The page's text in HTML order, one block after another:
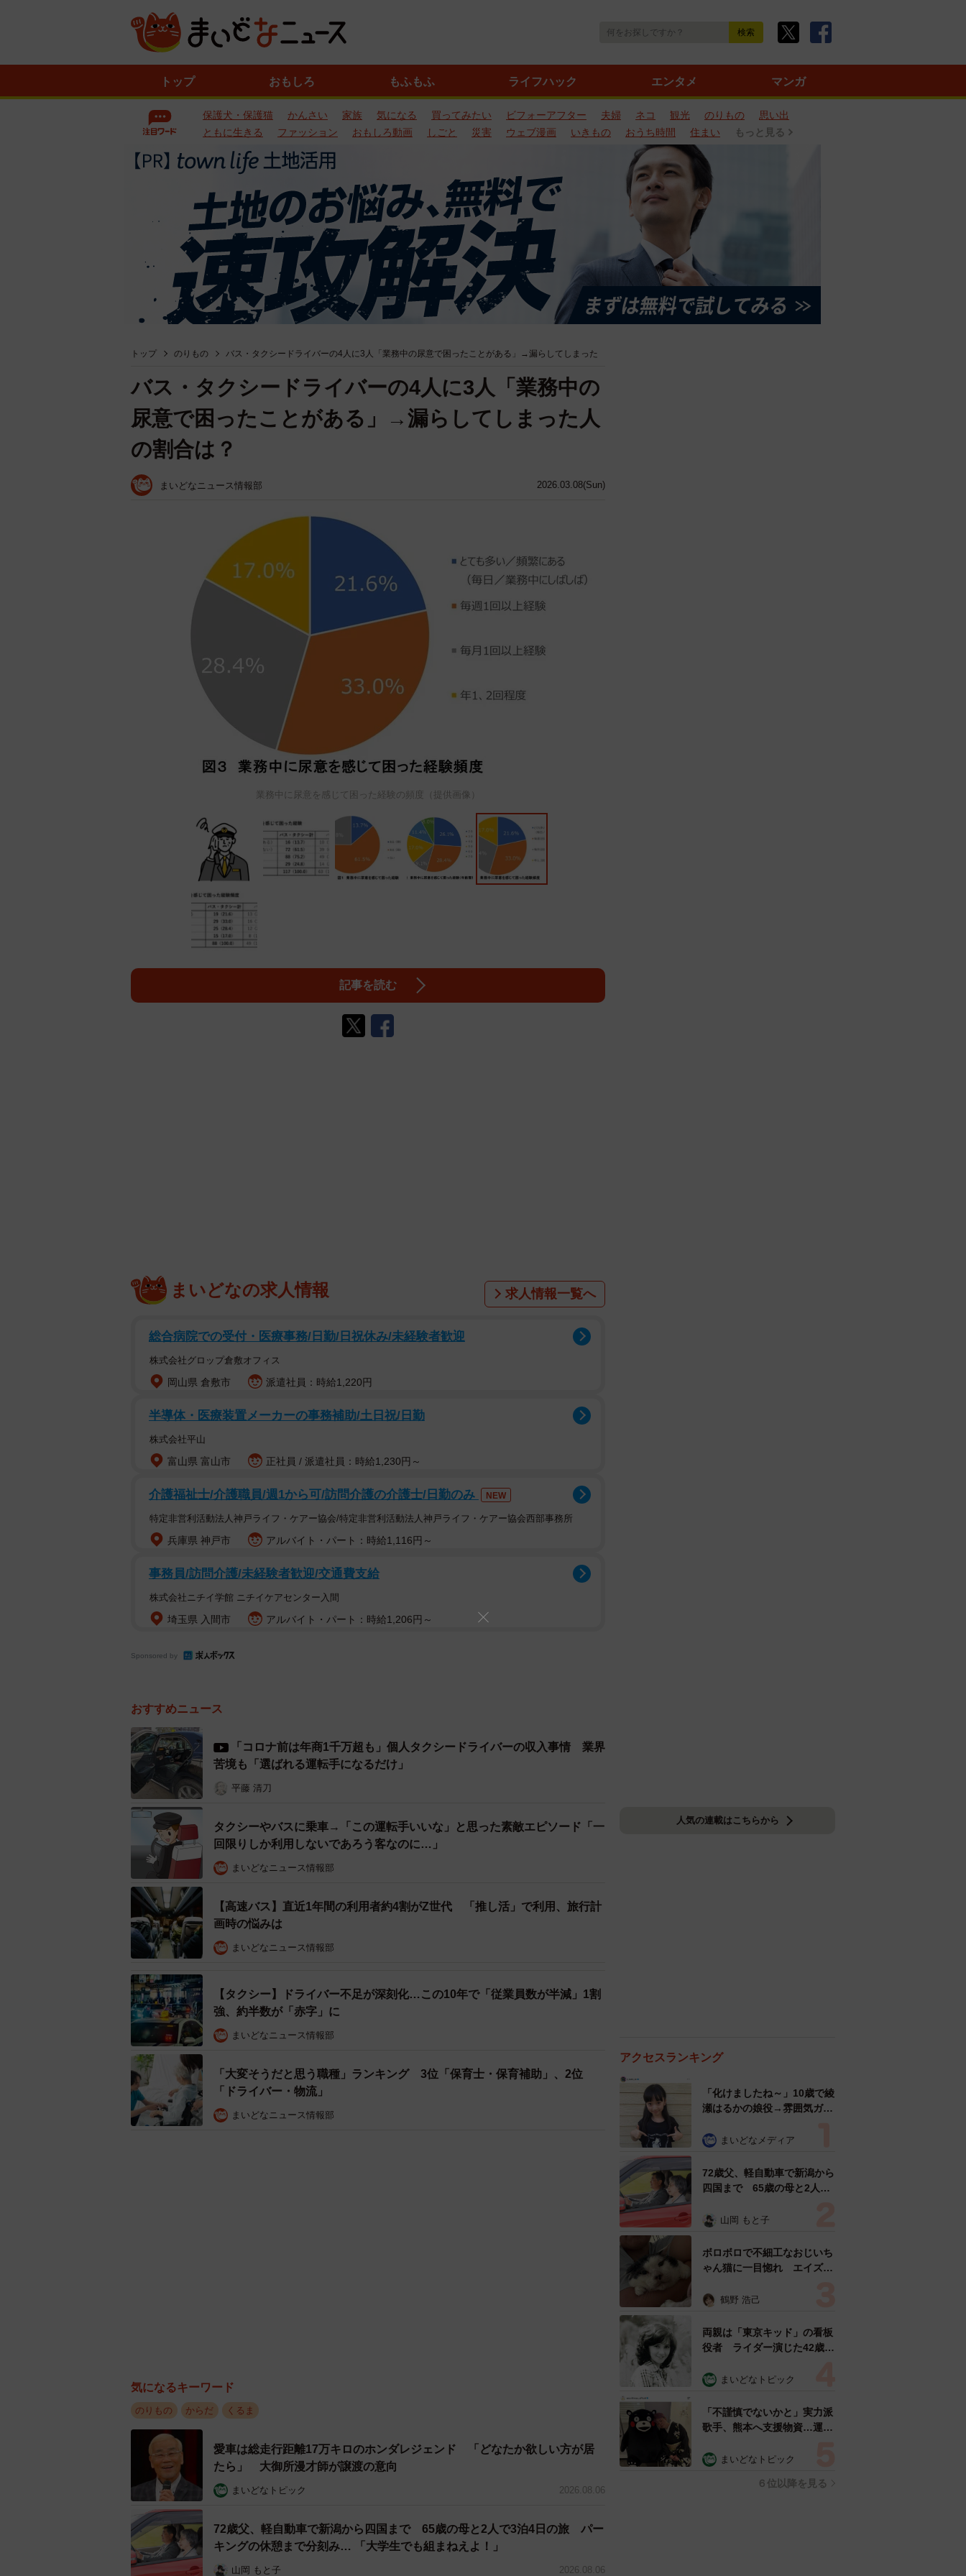
トップ おもしろ もふもふ ライフハック エンタメ マンガ
保護犬・保護猫 かんさい 家族 気になる 買ってみたい ビフォーアフター 夫婦 ネコ 観光 のりもの
思い出
ともに生きる
ファッション おもしろ動画 しごと 災害 ウェブ漫画 いきもの おうち時間 住まい もっと見る
トップ のりもの バス・タクシードライバーの4人に3人「業務中の尿意で困ったことがある」→漏らしてしまった
2026.03.08(Sun)
バス・タクシードライバーの4人に3人「業務中の
尿意で困ったことがある」→漏らしてしまった人
の割合は？
まいどなニュース情報部
業務中に尿意を感じて困った経験の頻度（提供画像）
記事を読む
まいどなの求人情報 求人情報一覧へ
総合病院での受付・医療事務/日勤/日祝休み/未経験者歓迎
株式会社グロップ倉敷オフィス
岡山県 倉敷市 派遣社員：時給1,220円
半導体・医療装置メーカーの事務補助/土日祝/日勤
株式会社平山
富山県 富山市 正社員 / 派遣社員：時給1,230円～
介護福祉士/介護職員/週1から可/訪問介護の介護士/日勤のみ NEW
特定非営利活動法人神戸ライフ・ケアー協会/特定非営利活動法人神戸ライフ・ケアー協会西部事務所
兵庫県 神戸市 アルバイト・パート：時給1,116円～
事務員/訪問介護/未経験者歓迎/交通費支給
株式会社ニチイ学館 ニチイケアセンター入間
埼玉県 入間市 アルバイト・パート：時給1,206円～
Sponsored by
おすすめニュース
「コロナ前は年商1千万超も」個人タクシードライバーの収入事情 業界
苦境も「選ばれる運転手になるだけ」
平藤 清刀
タクシーやバスに乗車→「この運転手いいな」と思った素敵エピソード「一
回限りしか利用しないであろう客なのに…」
まいどなニュース情報部
【高速バス】直近1年間の利用者約4割がZ世代 「推し活」で利用、旅行計
画時の悩みは
まいどなニュース情報部
【タクシー】ドライバー不足が深刻化…この10年で「従業員数が半減」1割
強、約半数が「赤字」に
まいどなニュース情報部
「大変そうだと思う職種」ランキング 3位「保育士・保育補助」、2位
「ドライバー・物流」
まいどなニュース情報部
気になるキーワード
のりもの からだ くるま
愛車は総走行距離17万キロのホンダレジェンド 「どなたか欲しい方が居
たら」 大御所漫才師が譲渡の意向
まいどなトピック 2026.08.06
72歳父、軽自動車で新潟から四国まで 65歳の母と2人で3泊4日の旅 パー
キングの休憩まで分刻み… 「大学生でも組まねえよ！」
山岡 もと子 2026.08.06
人気の連載はこちらから
アクセスランキング
「化けましたね～」10歳で綾
瀬はるかの娘役→雰囲気ガラ
雰囲気が」「宝塚に入れそ
まいどなメディア
72歳父、軽自動車で新潟から
四国まで 65歳の母と2人で
憩まで分刻み… 「大学生で
山岡 もと子
ボロボロで不細工なおじいち
ゃん猫に一目惚れ エイズだ
暮らすと「おじ猫」だって可
鶴野 浩己
両親は「東京キッド」の看板
役者 ライダー演じた42歳元
ングフォト」計画を明言
む」
まいどなトピック
「不謹慎でないかと」実力派
歌手、熊本へ支援物資…運搬
めらい 「痛いほど伝わる」
まいどなトピック
６位以降を見る